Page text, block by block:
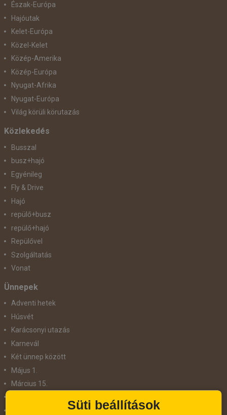
Észak-Európa
Hajóutak
Kelet-Európa
Közel-Kelet
Közép-Amerika
Közép-Európa
Nyugat-Afrika
Nyugat-Európa
Világ körüli körutazás
Közlekedés
Busszal
busz+hajó
Egyénileg
Fly & Drive
Hajó
repülő+busz
repülő+hajó
Repülővel
Szolgáltatás
Vonat
Ünnepek
Adventi hetek
Húsvét
Karácsonyi utazás
Karnevál
Két ünnep között
Május 1.
Március 15.
Süti beállítások